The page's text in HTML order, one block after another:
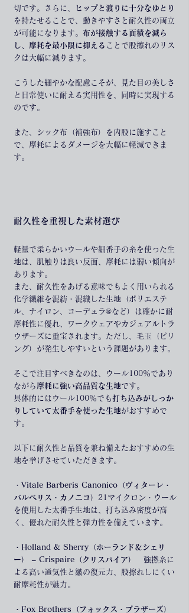
切です。さらに、
ヒップと渡りに十分なゆとり
を持たせることで、動きやすさと耐久性の両立
が可能になります。 布が接触する面積を減ら
し、摩耗を最小限に抑える ことで股擦れのリス
クは大幅に減ります。
こうした細やかな配慮こそが、見た目の美しさ
と日常使いに耐える実用性を、同時に実現する
のです。
また、シック布（補強布）を内股に施すこと
で、摩耗によるダメージを大幅に軽減できま
す。
耐久性を重視した素材選び
軽量で柔らかいウールや細番手の糸を使った生
地は、肌触りは良い反面、摩耗には弱い傾向が
あります。
また、耐久性をあげる意味でもよく用いられる
化学繊維を混紡・混織した生地（ポリエステ
ル、ナイロン、コーデュラ®など）は確かに耐
摩耗性に優れ、ワークウェアやカジュアルトラ
ウザーズに重宝されます。ただし、毛玉（ピリ
ング）が発生しやすいという課題があります。
そこで注目すべきなのは、ウール100％であり
ながら 摩耗に強い高品質な生地です。
具体的にはウール100％でも打ち込みがしっか
りしていて太番手を使った生地がおすすめで
す。
以下に耐久性と品質を兼ね備えたおすすめの生
地を挙げさせていただきます。
・Vitale Barberis Canonico（ヴィターレ・
バルベリス・カノニコ） 21マイクロン・ウール
を使用した太番手生地は、打ち込み密度が高
く、優れた耐久性と弾力性を備えています。
・Holland & Sherry（ホーランド＆シェリ
ー） – Crispaire（クリスパイア）
強撚糸に
よる高い通気性と皺の復元力、股擦れしにくい
耐摩耗性が魅力。
・Fox Brothers（フォックス・ブラザーズ）